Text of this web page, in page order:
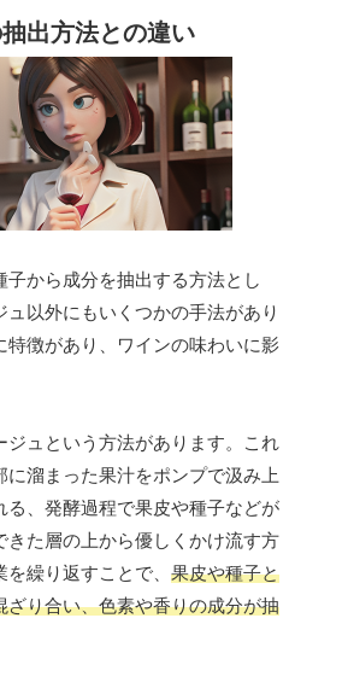
出方法との違い
子から成分を抽出する方法とし
ュ以外にもいくつかの手法があり
特徴があり、ワインの味わいに影
ジュという方法があります。これ
に溜まった果汁をポンプで汲み上
る、発酵過程で果皮や種子などが
きた層の上から優しくかけ流す方
繰り返すことで、 果皮や種子と
ざり合い、色素や香りの成分が抽